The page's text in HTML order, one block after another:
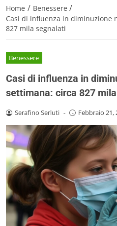
Home / Benessere /
Casi di influenza in diminuzione
827 mila segnalati
Benessere
Casi di influenza in
settimana: circa 827
Serafino Serluti - Febbraio 21,